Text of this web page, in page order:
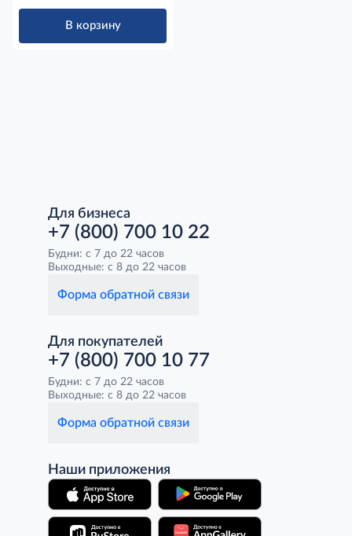
В корзину
Для бизнеса
+7 (800) 700 10 22
Будни: с 7 до 22 часов
Выходные: с 8 до 22 часов
Форма обратной связи
Для покупателей
+7 (800) 700 10 77
Будни: с 7 до 22 часов
Выходные: с 8 до 22 часов
Форма обратной связи
Наши приложения